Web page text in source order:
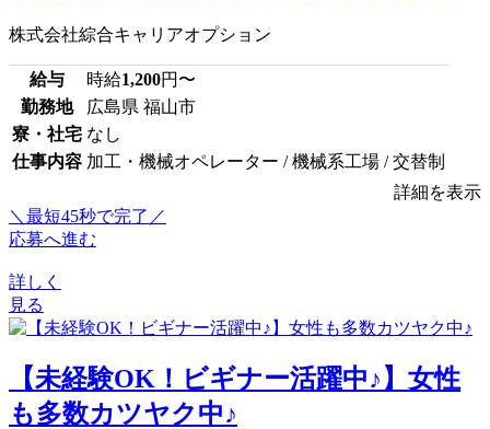
株式会社綜合キャリアオプション
給与 時給1,200円〜
勤務地
広島県 福山市
寮・社宅 なし
仕事内容 加工・機械オペレーター / 機械系工場 / 交替制
詳細を表示
＼最短45秒で完了／
応募へ進む
詳しく
見る
【未経験OK！ビギナー活躍中♪】女性
も多数カツヤク中♪